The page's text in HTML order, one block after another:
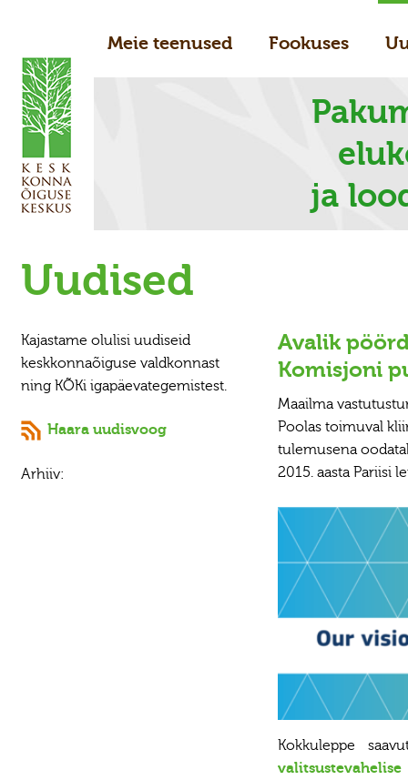
Meie teenused Fookuses
ja
Uudised
Kajastame olulisi uudiseid
keskkonnaõiguse valdkonnast
ning KÕKi igapäevategemistest.
Haara uudisvoog
Arhiiv:
Avalik
Komisjoni
Maailma
Poolas toimuval
tulemusena
2015. aasta Pariisi
Kokkuleppe